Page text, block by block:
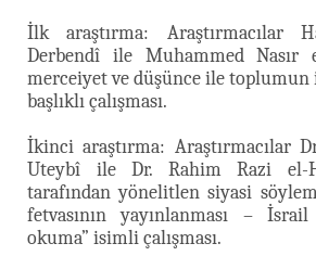
İlk araştırma: Araştırmacılar
Derbendî ile Muhammed Nasır
merceiyet ve düşünce ile toplumun
başlıklı çalışması.
İkinci araştırma: Araştırmacılar
Uteybî ile Dr. Rahim Razi el-
tarafından yönelitlen siyasi
fetvasının yayınlanması –
okuma” isimli çalışması.